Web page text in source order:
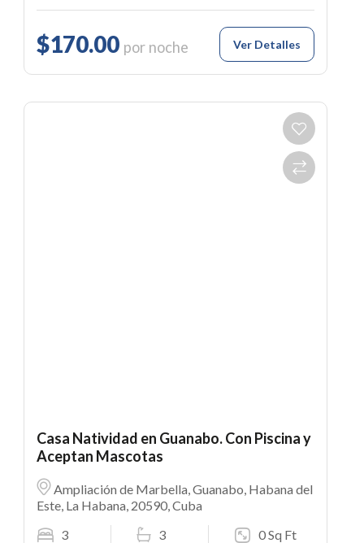
$170.00 por noche Ver Detalles
Casa Natividad en Guanabo. Con Piscina y
Aceptan Mascotas
Ampliación de Marbella, Guanabo, Habana del
Este, La Habana, 20590, Cuba
3
3 0 Sq Ft